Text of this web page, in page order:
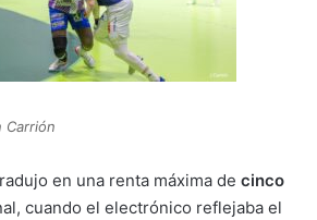
Carrión
en una renta máxima de cinco
cuando el electrónico reflejaba el